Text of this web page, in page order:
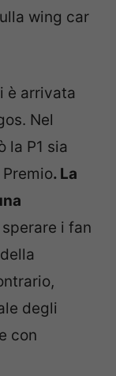
wing car
è arrivata
Nel
la P1 sia
. La
i fan
degli
con